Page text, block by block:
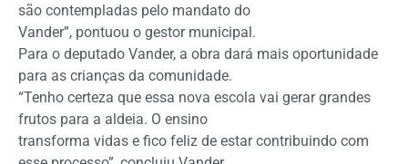
são contempladas pelo mandato do
Vander”, pontuou o gestor municipal.
Para o deputado Vander, a obra dará mais oportunidade
para as crianças da comunidade.
“Tenho certeza que essa nova escola vai gerar grandes
frutos para a aldeia. O ensino
transforma vidas e fico feliz de estar contribuindo com